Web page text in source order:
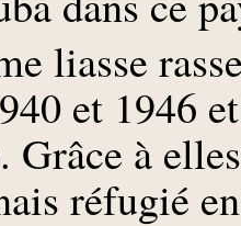
liasse
et 1946
à
réfugié